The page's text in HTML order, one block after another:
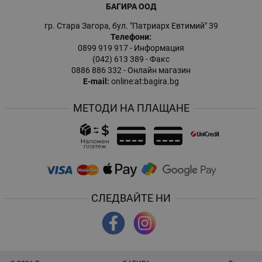
БАГИРА ООД
гр. Стара Загора, бул. "Патриарх Евтимий" 39
Телефони:
0899 919 917- Информация
(042) 613 389 - Факс
0886 886 332- Онлайн магазин
E-mail: online:at:bagira.bg
МЕТОДИ НА ПЛАЩАНЕ
СЛЕДВАЙТЕ НИ